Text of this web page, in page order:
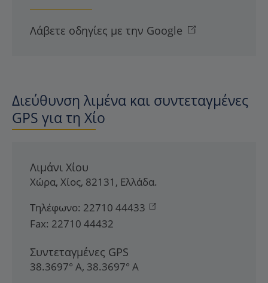
Λάβετε οδηγίες με την Google
Διεύθυνση λιμένα και συντεταγμένες
GPS για τη Χίο
Λιμάνι Χίου
Χώρα, Χίος, 82131 , Ελλάδα.
Τηλέφωνο: 22710 44433
Fax: 22710 44432
Συντεταγμένες GPS
38.3697° Α, 38.3697° Α